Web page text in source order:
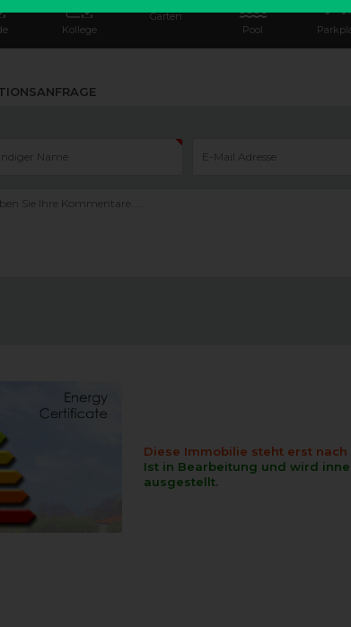
Kollege
Garten
Pool
Diese Immobilie steht erst
Ist in Bearbeitung und wird
ausgestellt.